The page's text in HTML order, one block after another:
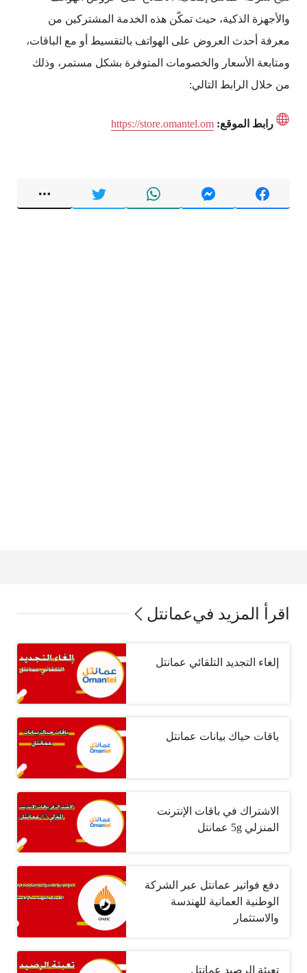
والأجهزة الذكية، حيث تمكّن هذه الخدمة المشتركين من
معرفة أحدث العروض على الهواتف بالتقسيط أو مع الباقات،
ومتابعة الأسعار والخصومات المتوفرة بشكل مستمر، وذلك
من خلال الرابط التالي:
رابط الموقع: https://store.omantel.om
اقرأ المزيد فيعمانتل
إلغاء التجديد التلقائي عمانتل
باقات حياك بيانات عمانتل
الاشتراك في باقات الإنترنت
المنزلي 5g عمانتل
دفع فواتير عمانتل عبر الشركة
الوطنية العمانية للهندسة
والاستثمار
تعبئة الرصيد عمانتل